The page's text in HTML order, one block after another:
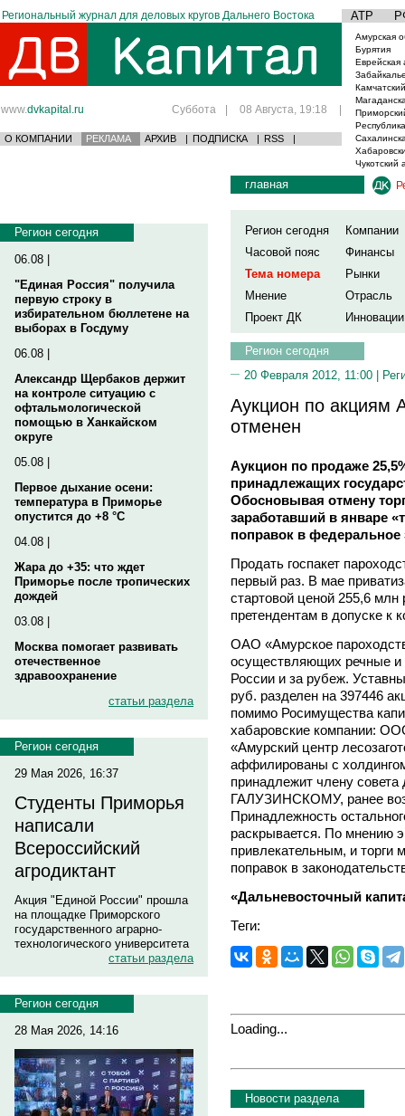
Региональный журнал для деловых кругов Дальнего Востока АТР
www.dvkapital.ru Суббота | 08 Августа, 19:18 |
О КОМПАНИИ РЕКЛАМА АРХИВ | ПОДПИСКА | RSS |
Амурская
Бурятия
Еврейская
Чукотский
Регион сегодня
06.08 |
"Единая Россия" получила
первую строку в
избирательном бюллетене на
выборах в Госдуму
06.08 |
Александр Щербаков держит
на контроле ситуацию с
офтальмологической
помощью в Ханкайском
округе
05.08 |
Первое дыхание осени:
температура в Приморье
опустится до +8 °C
04.08 |
Жара до +35: что ждет
Приморье после тропических
дождей
03.08 |
Москва помогает развивать
отечественное
здравоохранение
статьи раздела
Регион сегодня
29 Мая 2026, 16:37
Студенты Приморья
написали
Всероссийский
агродиктант
Акция "Единой России" прошла
на площадке Приморского
государственного аграрно-
технологического университета
статьи раздела
Регион сегодня
28 Мая 2026, 14:16
главная
Регион сегодня
Компании
Часовой пояс
Финансы
Тема номера
Рынки
Мнение
Отрасль
Проект ДК
Инновации
Регион сегодня
20 Февраля 2012, 11:00 |
Аукцион по акциям
отменен
Аукцион по продаже
принадлежащих
Обосновывая отмену
заработавший в январе
поправок в федеральное
Продать госпакет
первый раз. В мае
стартовой ценой 255,6 млн
претендентам в допуске к
ОАО «Амурское
осуществляющих речные и
России и за рубеж.
руб. разделен на 397446
помимо Росимущества
хабаровские компании:
«Амурский центр
аффилированы с
принадлежит члену
ГАЛУЗИНСКОМУ, ранее
Принадлежность
раскрывается. По мнению
привлекательным, и торги
поправок в
«Дальневосточный
Теги:
Loading...
Новости раздела